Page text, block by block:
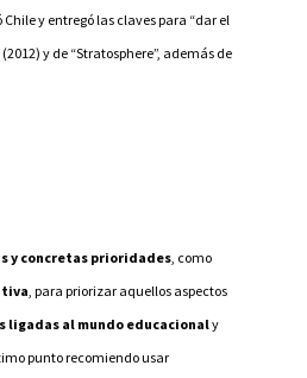
y entregó las claves para “dar el
y de “Stratosphere”, además de
y concretas prioridades, como
, para priorizar aquellos aspectos
ligadas al mundo educacionaly
punto recomiendo usar